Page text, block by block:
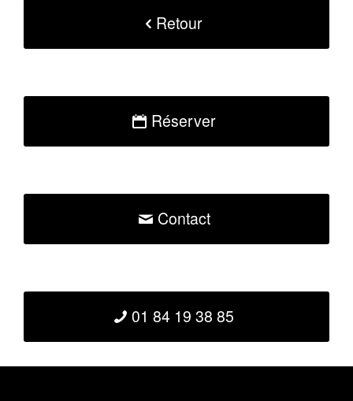
Retour
Réserver
Contact
01 84 19 38 85